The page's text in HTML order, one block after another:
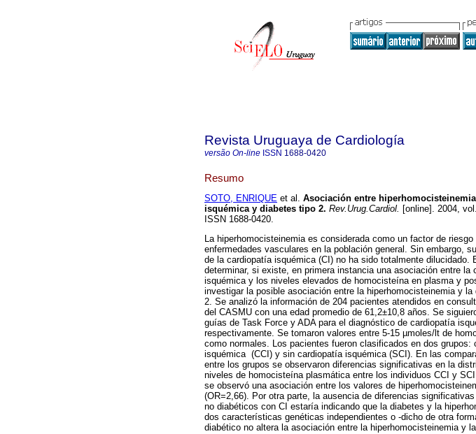
Revista Uruguaya de Cardiología
versão On-line ISSN 1688-0420
Resumo
SOTO, ENRIQUE et al. Asociación entre
isquémica y diabetes tipo 2. Rev.Urug.Cardiol. [online]. 2004,
ISSN 1688-0420.
La hiperhomocisteinemia es considerada como un factor de riesgo
enfermedades vasculares en la población general. Sin embargo,
de la cardiopatía isquémica (CI) no ha sido totalmente dilucidado.
determinar, si existe, en primera instancia una asociación entre la
isquémica y los niveles elevados de homocisteína en plasma y
investigar la posible asociación entre la hiperhomocisteinemia y
2. Se analizó la información de 204 pacientes atendidos en
del CASMU con una edad promedio de 61,2±10,8 años. Se
guías de Task Force y ADA para el diagnóstico de cardiopatía
respectivamente. Se tomaron valores entre 5-15 µmoles/lt de
como normales. Los pacientes fueron clasificados en dos grupos:
isquémica (CCI) y sin cardiopatía isquémica (SCI). En las
entre los grupos se observaron diferencias significativas en la
niveles de homocisteína plasmática entre los individuos CCI y
se observó una asociación entre los valores de
(OR=2,66). Por otra parte, la ausencia de diferencias
no diabéticos con CI estaría indicando que la diabetes y la
dos características genéticas independientes o -dicho de otra
diabético no altera la asociación entre la hiperhomocisteinemia y